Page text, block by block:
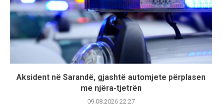
Aksident në Sarandë, gjashtë automjete përplasen
me njëra-tjetrën
09.08.2026 22:27